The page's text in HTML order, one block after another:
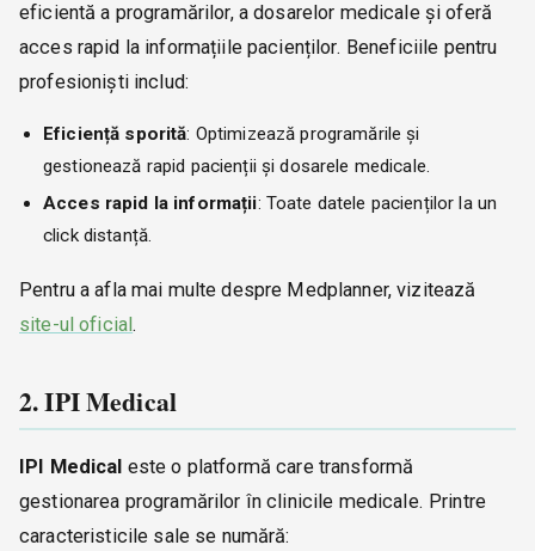
eficientă a programărilor, a dosarelor medicale și oferă
acces rapid la informațiile pacienților. Beneficiile pentru
profesioniști includ:
Eficiență sporită: Optimizează programările și
gestionează rapid pacienții și dosarele medicale.
Acces rapid la informații: Toate datele pacienților la un
click distanță.
Pentru a afla mai multe despre Medplanner, vizitează
site-ul oficial.
2. IPI Medical
IPI Medical este o platformă care transformă
gestionarea programărilor în clinicile medicale. Printre
caracteristicile sale se numără: